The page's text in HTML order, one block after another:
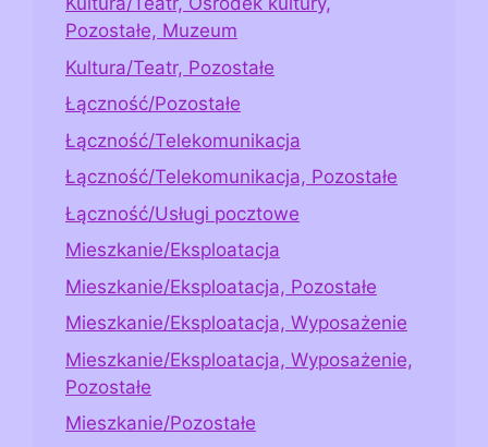
Pozostałe, Muzeum
Kultura/Teatr, Pozostałe
Łączność/Pozostałe
Łączność/Telekomunikacja
Łączność/Telekomunikacja, Pozostałe
Łączność/Usługi pocztowe
Mieszkanie/Eksploatacja
Mieszkanie/Eksploatacja, Pozostałe
Mieszkanie/Eksploatacja, Wyposażenie
Mieszkanie/Eksploatacja, Wyposażenie,
Pozostałe
Mieszkanie/Pozostałe